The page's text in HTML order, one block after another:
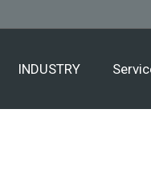
INDUSTRY